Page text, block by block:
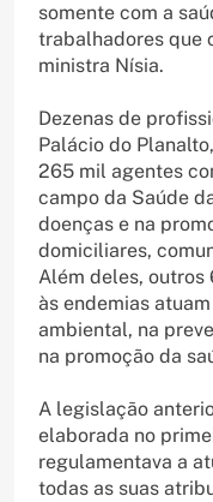
somente com a
trabalhadores que
ministra Nísia.
Dezenas de
Palácio do
265 mil agentes
campo da Saúde
doenças e na
domiciliares,
Além deles, outros
às endemias
ambiental, na
na promoção da
A legislação
elaborada no
regulamentava a
todas as suas